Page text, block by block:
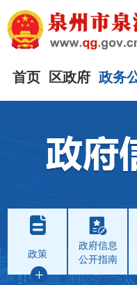
首页 区政府 政务
政策
政府信息
公开指南